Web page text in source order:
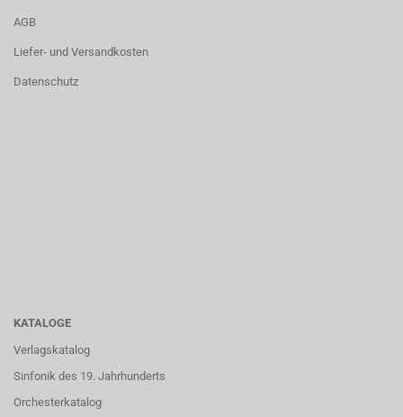
AGB
Liefer- und Versandkosten
Datenschutz
KATALOGE
Verlagskatalog
Sinfonik des 19. Jahrhunderts
Orchesterkatalog